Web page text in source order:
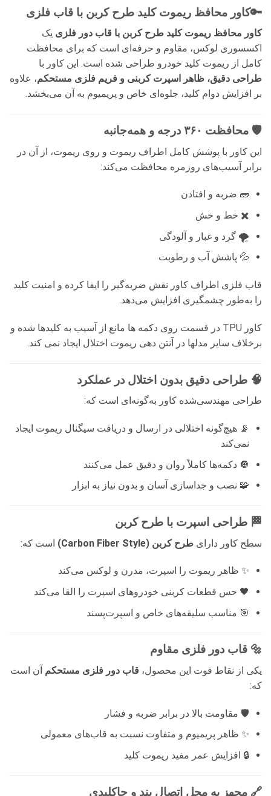
🔑کاور محافظ ریموت کلید طرح کربن با قاب فلزی
کاور محافظ ریموت کلید طرح کربن با قاب دور فلزی یک
اکسسوری لوکس، مقاوم و حرفه‌ای است که برای محافظت
کامل از ریموت کلید خودرو طراحی شده است. این کاور با
طراحی دقیق، ظاهر اسپرت کربنی و فریم فلزی مستحکم، علاوه
بر افزایش دوام کلید، جلوه‌ای خاص و پریمیوم به آن می‌بخشد.
🛡️ محافظت ۳۶۰ درجه و همه‌جانبه
این کاور با پوشش کامل اطراف ریموت و روی ریموت، از آن در
برابر آسیب‌های روزمره محافظت می‌کند:
🧱 ضربه و افتادن
✖️ خط و خش
🌪️ گرد و غبار و آلودگی
💦 پاشش آب و رطوبت
قاب فلزی اطراف کاور نقش ضربه‌گیر را ایفا کرده و امنیت کلید
را به‌طور چشمگیری افزایش می‌دهد.
کاور TPU در قسمت روی دکمه ها مانع از آسیب به کلیدها شده و
برخلاف سایر مدلها در آنتن دهی ریموت اختلال ایجاد نمی کند.
🧠 طراحی دقیق بدون اختلال در عملکرد
طراحی مهندسی‌شده کاور به‌گونه‌ای است که:
📡 هیچ‌گونه اختلالی در ارسال و دریافت سیگنال ریموت ایجاد
نمی‌کند
🔘 دکمه‌ها کاملاً روان و دقیق عمل می‌کنند
🧩 نصب و جداسازی آسان و بدون نیاز به ابزار
🏁 طراحی اسپرت با طرح کربن
سطح کاور دارای طرح کربن (Carbon Fiber Style) است که:
✨ ظاهر ریموت را اسپرت، مدرن و لوکس می‌کند
🖤 حس قطعات کربنی خودروهای اسپرت را القا می‌کند
🎯 مناسب سلیقه‌های خاص و اسپرت‌پسند
🔩 قاب دور فلزی مقاوم
یکی از نقاط قوت این محصول، قاب دور فلزی مستحکم آن است
که:
🛡️ مقاومت بالا در برابر ضربه و فشار
✨ ظاهر پریمیوم و متفاوت نسبت به قاب‌های معمولی
🔒 افزایش عمر مفید ریموت کلید
🔗 مجهز به محل اتصال بند و جاکلیدی